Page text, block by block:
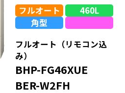
フルオート
460L
角型
フルオート（リモコン込
み）
BHP-FG46XUE
BER-W2FH